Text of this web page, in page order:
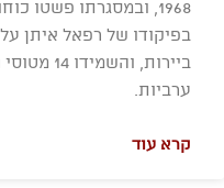
1968, ובמסגרתו פשטו
בפיקודו של רפאל איתן
ביירות,
ערביות.
קרא עוד